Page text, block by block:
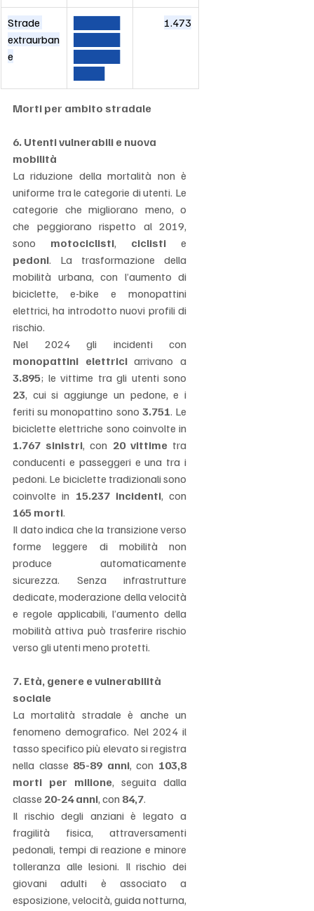
Strade
extraurban
e
1.473
Morti per ambito stradale
6. Utenti vulnerabili e nuova
mobilità
La riduzione della mortalità non è
uniforme tra le categorie di utenti. Le
categorie che migliorano meno, o
che peggiorano rispetto al 2019,
sono motociclisti, ciclisti
pedoni. La trasformazione della
mobilità urbana, con l’aumento di
biciclette, e-bike e monopattini
elettrici, ha introdotto nuovi profili di
rischio.
monopattini elettrici
3.895
23, cui si aggiunge un pedone, e i
feriti su monopattino sono 3.751. Le
1.767 sinistri, con 20 vittime tra
conducenti e passeggeri e una tra i
pedoni. Le biciclette tradizionali sono
coinvolte in 15.237 incidenti
165 morti.
Il dato indica che la transizione verso
forme leggere di mobilità non
produce automaticamente
sicurezza. Senza infrastrutture
dedicate, moderazione della velocità
e regole applicabili, l’aumento della
mobilità attiva può trasferire rischio
verso gli utenti meno protetti.
7. Età, genere e vulnerabilità
sociale
La mortalità stradale è anche un
fenomeno demografico. Nel 2024 il
tasso specifico più elevato si registra
nella classe 85-89 anni, con 103,8
morti per milione, seguita dalla
classe 20-24 anni, con 84,7.
Il rischio degli anziani è legato a
fragilità fisica, attraversamenti
pedonali, tempi di reazione e minore
tolleranza alle lesioni. Il rischio dei
giovani adulti è associato a
esposizione, velocità, guida notturna,